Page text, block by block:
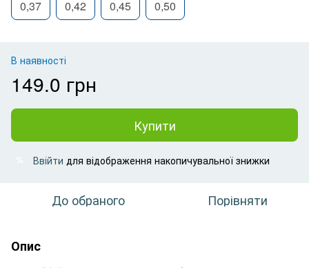
0,37 0,42 0,45 0,50
В наявності
149.0 грн
Купити
Ввійти для відображення накопичувальної знижки
До обраного Порівняти
Опис